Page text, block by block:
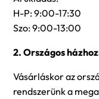
H-P: 9:00-17:30
Szo: 9:00-13:00
2. Országos
Vásárláskor az
rendszerünk a